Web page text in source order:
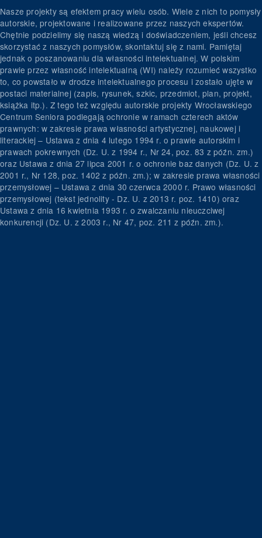
Nasze projekty są efektem pracy wielu osób. Wiele z nich to pomysły
autorskie, projektowane i realizowane przez naszych ekspertów.
Chętnie podzielimy się naszą wiedzą i doświadczeniem, jeśli chcesz
skorzystać z naszych pomysłów, skontaktuj się z nami. Pamiętaj
jednak o poszanowaniu dla własności intelektualnej. W polskim
prawie przez własność intelektualną (WI) należy rozumieć wszystko
to, co powstało w drodze intelektualnego procesu i zostało ujęte w
postaci materialnej (zapis, rysunek, szkic, przedmiot, plan, projekt,
książka itp.). Z tego też względu autorskie projekty Wrocławskiego
Centrum Seniora podlegają ochronie w ramach czterech aktów
prawnych: w zakresie prawa własności artystycznej, naukowej i
literackiej – Ustawa z dnia 4 lutego 1994 r. o prawie autorskim i
prawach pokrewnych (Dz. U. z 1994 r., Nr 24, poz. 83 z późn. zm.)
oraz Ustawa z dnia 27 lipca 2001 r. o ochronie baz danych (Dz. U. z
2001 r., Nr 128, poz. 1402 z późn. zm.); w zakresie prawa własności
przemysłowej – Ustawa z dnia 30 czerwca 2000 r. Prawo własności
przemysłowej (tekst jednolity - Dz. U. z 2013 r. poz. 1410) oraz
Ustawa z dnia 16 kwietnia 1993 r. o zwalczaniu nieuczciwej
konkurencji (Dz. U. z 2003 r., Nr 47, poz. 211 z późn. zm.).